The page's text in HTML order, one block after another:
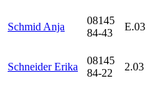
Schmid Anja
08145
84-43
E.03
Schneider Erika
08145
84-22
2.03